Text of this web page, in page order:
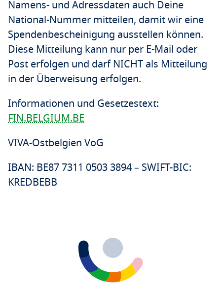
Namens- und Adressdaten auch Deine
National-Nummer mitteilen, damit wir eine
Spendenbescheinigung ausstellen können.
Diese Mitteilung kann nur per E-Mail oder
Post erfolgen und darf NICHT als Mitteilung
in der Überweisung erfolgen.
Informationen und Gesetzestext:
FIN.BELGIUM.BE
VIVA-Ostbelgien VoG
IBAN: BE87 7311 0503 3894 – SWIFT-BIC:
KREDBEBB